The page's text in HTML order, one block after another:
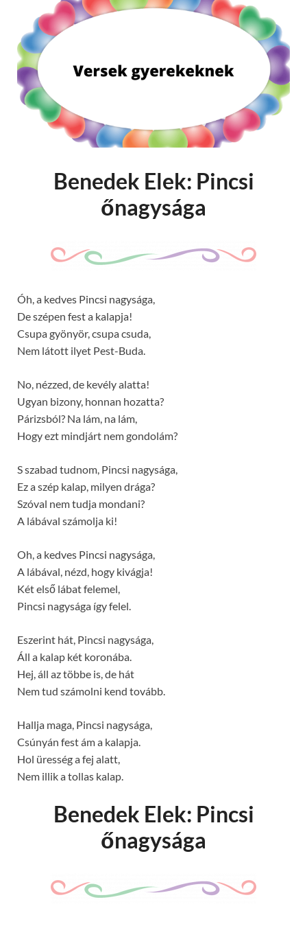
Benedek Elek: Pincsi
őnagysága
Óh, a kedves Pincsi nagysága,
De szépen fest a kalapja!
Csupa gyönyör, csupa csuda,
Nem látott ilyet Pest-Buda.
No, nézzed, de kevély alatta!
Ugyan bizony, honnan hozatta?
Párizsból? Na lám, na lám,
Hogy ezt mindjárt nem gondolám?
S szabad tudnom, Pincsi nagysága,
Ez a szép kalap, milyen drága?
Szóval nem tudja mondani?
A lábával számolja ki!
Oh, a kedves Pincsi nagysága,
A lábával, nézd, hogy kivágja!
Két első lábat felemel,
Pincsi nagysága így felel.
Eszerint hát, Pincsi nagysága,
Áll a kalap két koronába.
Hej, áll az többe is, de hát
Nem tud számolni kend tovább.
Hallja maga, Pincsi nagysága,
Csúnyán fest ám a kalapja.
Hol üresség a fej alatt,
Nem illik a tollas kalap.
Benedek Elek: Pincsi
őnagysága